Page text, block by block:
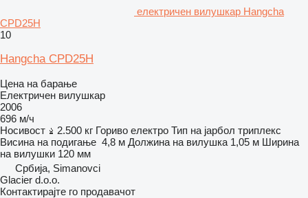
електричен вилушкар Hangcha
CPD25H
10
Hangcha CPD25H
Цена на барање
Електричен вилушкар
2006
696 м/ч
Носивост
2.500 кг Гориво електро Тип на јарбол триплекс
Висина на подигање 4,8 м Должина на вилушка 1,05 м Ширина
на вилушки 120 мм
Србија, Simanovci
Glacier d.o.o.
Контактирајте го продавачот